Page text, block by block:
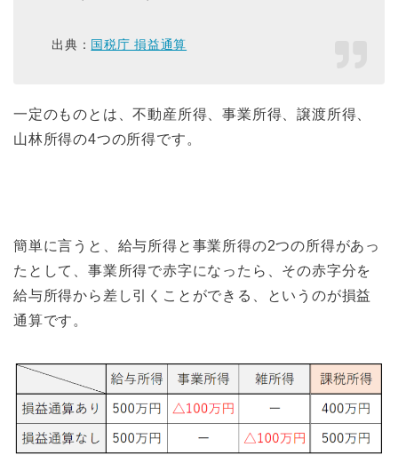
出典： 国税庁 損益通算
一定のものとは、不動産所得、事業所得、譲渡所得、
山林所得の4つの所得です。
簡単に言うと、給与所得と事業所得の2つの所得があっ
たとして、事業所得で赤字になったら、その赤字分を
給与所得から差し引くことができる、というのが損益
通算です。